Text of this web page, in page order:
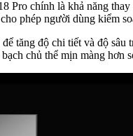
Pro chính là khả năng
phép người dùng kiểm
tăng độ chi tiết và độ
chủ thể mịn màng hơn